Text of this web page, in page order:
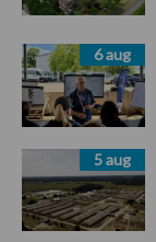
6 aug
5 aug